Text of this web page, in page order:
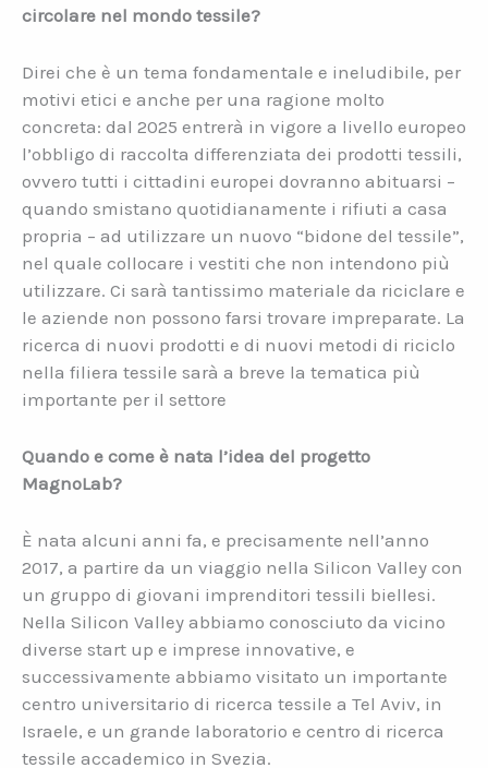
circolare nel mondo tessile?
Direi che è un tema fondamentale e ineludibile, per
motivi etici e anche per una ragione molto
concreta: dal 2025 entrerà in vigore a livello europeo
l’obbligo di raccolta differenziata dei prodotti tessili,
ovvero tutti i cittadini europei dovranno abituarsi –
quando smistano quotidianamente i rifiuti a casa
propria – ad utilizzare un nuovo “bidone del tessile”,
nel quale collocare i vestiti che non intendono più
utilizzare. Ci sarà tantissimo materiale da riciclare e
le aziende non possono farsi trovare impreparate. La
ricerca di nuovi prodotti e di nuovi metodi di riciclo
nella filiera tessile sarà a breve la tematica più
importante per il settore
Quando e come è nata l’idea del progetto
MagnoLab?
È nata alcuni anni fa, e precisamente nell’anno
2017, a partire da un viaggio nella Silicon Valley con
un gruppo di giovani imprenditori tessili biellesi.
Nella Silicon Valley abbiamo conosciuto da vicino
diverse start up e imprese innovative, e
successivamente abbiamo visitato un importante
centro universitario di ricerca tessile a Tel Aviv, in
Israele, e un grande laboratorio e centro di ricerca
tessile accademico in Svezia.